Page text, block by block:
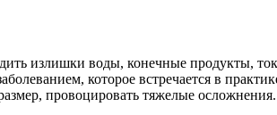
излишки воды, конечные продукты,
которое встречается в
провоцировать тяжелые осложнения.